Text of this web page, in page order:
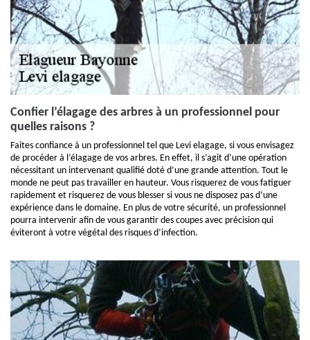
Confier l’élagage des arbres à un professionnel pour
quelles raisons ?
Faites confiance à un professionnel tel que Levi elagage, si vous envisagez
de procéder à l’élagage de vos arbres. En effet, il s’agit d’une opération
nécessitant un intervenant qualifié doté d’une grande attention. Tout le
monde ne peut pas travailler en hauteur. Vous risquerez de vous fatiguer
rapidement et risquerez de vous blesser si vous ne disposez pas d’une
expérience dans le domaine. En plus de votre sécurité, un professionnel
pourra intervenir afin de vous garantir des coupes avec précision qui
éviteront à votre végétal des risques d’infection.